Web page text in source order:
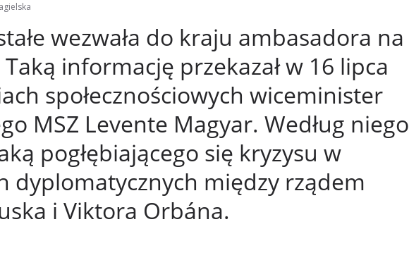
wezwała do kraju ambasadora na
informację przekazał w 16 lipca
społecznościowych wiceminister
MSZ Levente Magyar. Według niego
pogłębiającego się kryzysu w
dyplomatycznych między rządem
i Viktora Orbána.